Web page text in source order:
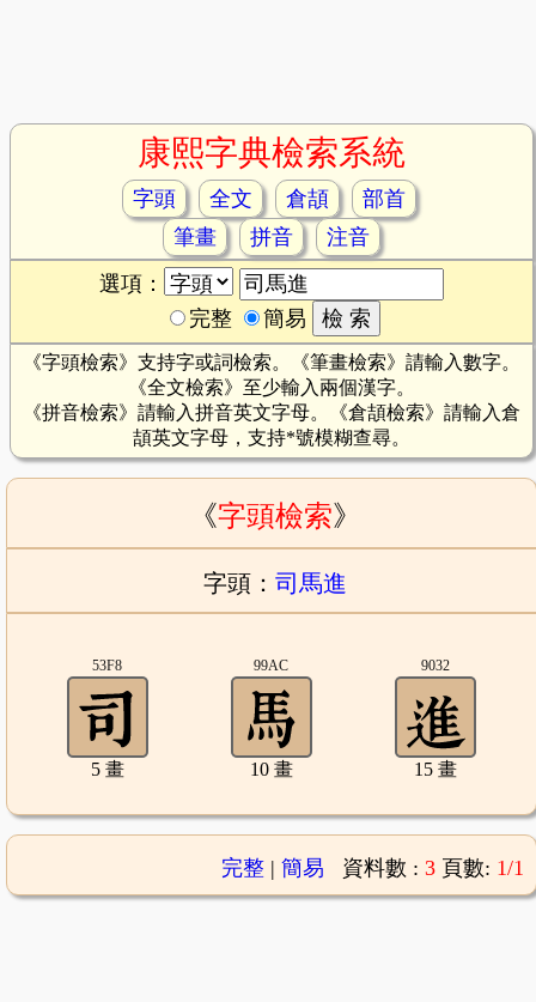
康熙字典檢索系統
字頭 全文 倉頡
部首
筆畫
拼音
注音
選項：
完整
簡易
《字頭檢索》支持字或詞檢索。《筆畫檢索》請輸入數字。
《全文檢索》至少輸入兩個漢字。
《拼音檢索》請輸入拼音英文字母。《倉頡檢索》請輸入倉
頡英文字母，支持*號模糊查尋。
《字頭檢索》
字頭： 司馬進
53F8
5 畫
99AC
10 畫
9032
15 畫
完整| 簡易 資料數 : 3 頁數: 1/1